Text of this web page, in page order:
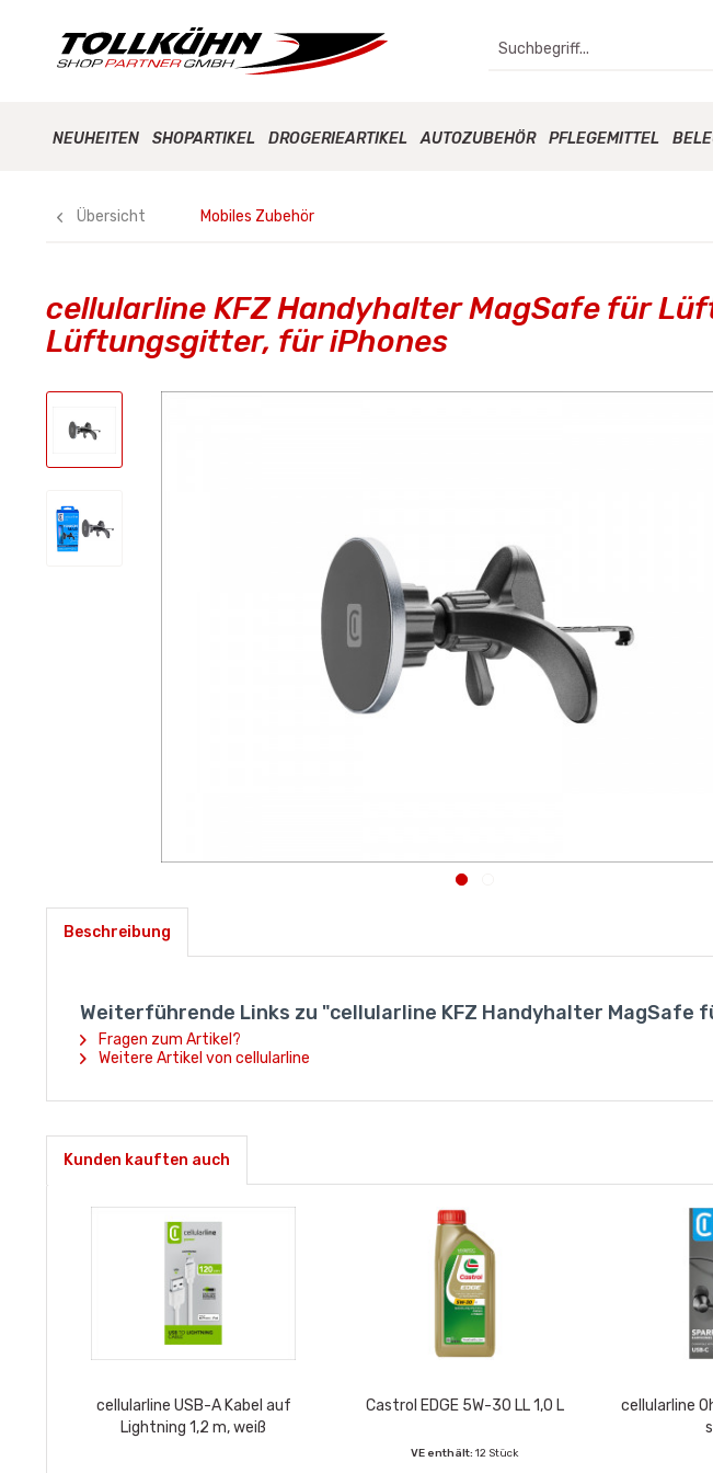
NEUHEITEN SHOPARTIKEL DROGERIEARTIKEL AUTOZUBEHÖR PFLEGEMITTEL
Übersicht Mobiles Zubehör
cellularline KFZ Handyhalter MagSafe für
Lüftungsgitter, für iPhones
Beschreibung
Weiterführende Links zu "cellularline KFZ Handyhalter
Fragen zum Artikel?
Weitere Artikel von cellularline
Kunden kauften auch
cellularline USB-A Kabel auf
Lightning 1,2 m, weiß
Castrol EDGE 5W-30 LL 1,0 L
VE enthält:12 Stück
cellularline